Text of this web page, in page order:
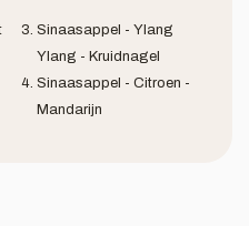
Sinaasappel - Ylang
Ylang - Kruidnagel
Sinaasappel - Citroen -
Mandarijn